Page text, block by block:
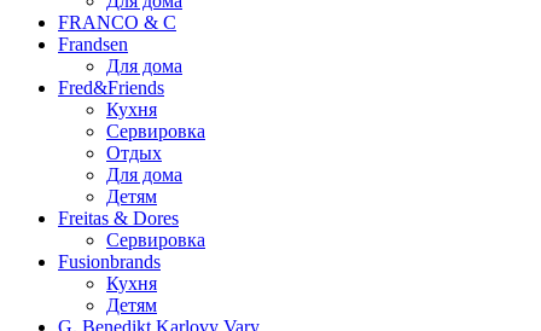
FRANCO & C
Frandsen
Для дома
Fred&Friends
Кухня
Сервировка
Отдых
Для дома
Детям
Freitas & Dores
Сервировка
Fusionbrands
Кухня
Детям